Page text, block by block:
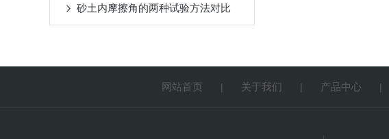
砂土内摩擦角的两种试验方法对比
网站首页 | 关于我们 | 产品中心 |